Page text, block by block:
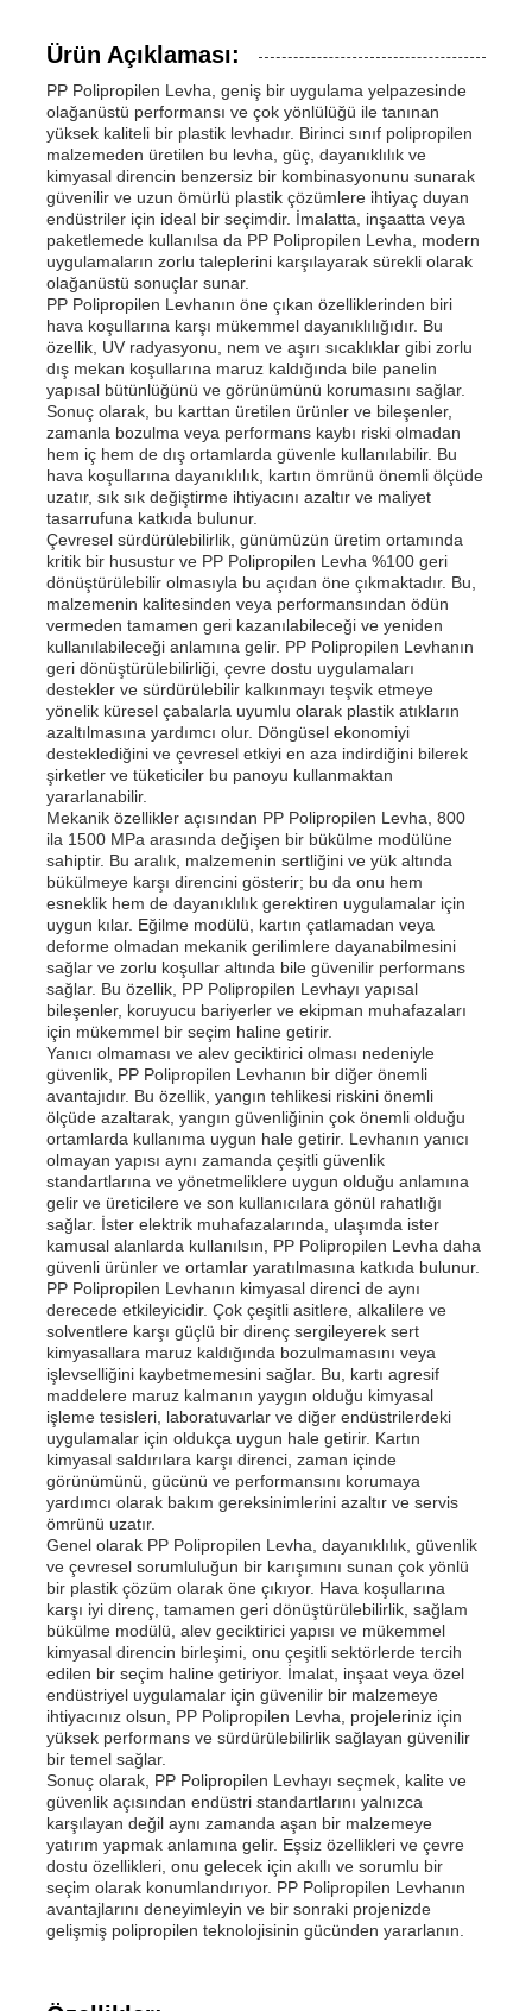
Ana sayfa
Ürünler
Hakkımızda
Fabrika turu
Kalite kontrol
Bize ulaşın
Haberler
Tüm servis talepleri
Teklif isteği
pp plastik karton
PP Reklam Kurulu
Plastik PP Levha
KPS Kurulu
Yangına dayanıklı polipropilen tabaka
PP boş inşaat tahtası
PP duvar levhası
Ürün Açıklaması:
PP Polipropilen Levha, geniş bir uygulama yelpazesinde
olağanüstü performansı ve çok yönlülüğü ile tanınan
yüksek kaliteli bir plastik levhadır. Birinci sınıf polipropilen
malzemeden üretilen bu levha, güç, dayanıklılık ve
kimyasal direncin benzersiz bir kombinasyonunu sunarak
güvenilir ve uzun ömürlü plastik çözümlere ihtiyaç duyan
endüstriler için ideal bir seçimdir. İmalatta, inşaatta veya
paketlemede kullanılsa da PP Polipropilen Levha, modern
uygulamaların zorlu taleplerini karşılayarak sürekli olarak
olağanüstü sonuçlar sunar.
PP Polipropilen Levhanın öne çıkan özelliklerinden biri
hava koşullarına karşı mükemmel dayanıklılığıdır. Bu
özellik, UV radyasyonu, nem ve aşırı sıcaklıklar gibi zorlu
dış mekan koşullarına maruz kaldığında bile panelin
yapısal bütünlüğünü ve görünümünü korumasını sağlar.
Sonuç olarak, bu karttan üretilen ürünler ve bileşenler,
zamanla bozulma veya performans kaybı riski olmadan
hem iç hem de dış ortamlarda güvenle kullanılabilir. Bu
hava koşullarına dayanıklılık, kartın ömrünü önemli ölçüde
uzatır, sık sık değiştirme ihtiyacını azaltır ve maliyet
tasarrufuna katkıda bulunur.
Çevresel sürdürülebilirlik, günümüzün üretim ortamında
kritik bir husustur ve PP Polipropilen Levha %100 geri
dönüştürülebilir olmasıyla bu açıdan öne çıkmaktadır. Bu,
malzemenin kalitesinden veya performansından ödün
vermeden tamamen geri kazanılabileceği ve yeniden
kullanılabileceği anlamına gelir. PP Polipropilen Levhanın
geri dönüştürülebilirliği, çevre dostu uygulamaları
destekler ve sürdürülebilir kalkınmayı teşvik etmeye
yönelik küresel çabalarla uyumlu olarak plastik atıkların
azaltılmasına yardımcı olur. Döngüsel ekonomiyi
desteklediğini ve çevresel etkiyi en aza indirdiğini bilerek
şirketler ve tüketiciler bu panoyu kullanmaktan
yararlanabilir.
Mekanik özellikler açısından PP Polipropilen Levha, 800
ila 1500 MPa arasında değişen bir bükülme modülüne
sahiptir. Bu aralık, malzemenin sertliğini ve yük altında
bükülmeye karşı direncini gösterir; bu da onu hem
esneklik hem de dayanıklılık gerektiren uygulamalar için
uygun kılar. Eğilme modülü, kartın çatlamadan veya
deforme olmadan mekanik gerilimlere dayanabilmesini
sağlar ve zorlu koşullar altında bile güvenilir performans
sağlar. Bu özellik, PP Polipropilen Levhayı yapısal
bileşenler, koruyucu bariyerler ve ekipman muhafazaları
için mükemmel bir seçim haline getirir.
Yanıcı olmaması ve alev geciktirici olması nedeniyle
güvenlik, PP Polipropilen Levhanın bir diğer önemli
avantajıdır. Bu özellik, yangın tehlikesi riskini önemli
ölçüde azaltarak, yangın güvenliğinin çok önemli olduğu
ortamlarda kullanıma uygun hale getirir. Levhanın yanıcı
olmayan yapısı aynı zamanda çeşitli güvenlik
standartlarına ve yönetmeliklere uygun olduğu anlamına
gelir ve üreticilere ve son kullanıcılara gönül rahatlığı
sağlar. İster elektrik muhafazalarında, ulaşımda ister
kamusal alanlarda kullanılsın, PP Polipropilen Levha daha
güvenli ürünler ve ortamlar yaratılmasına katkıda bulunur.
PP Polipropilen Levhanın kimyasal direnci de aynı
derecede etkileyicidir. Çok çeşitli asitlere, alkalilere ve
solventlere karşı güçlü bir direnç sergileyerek sert
kimyasallara maruz kaldığında bozulmamasını veya
işlevselliğini kaybetmemesini sağlar. Bu, kartı agresif
maddelere maruz kalmanın yaygın olduğu kimyasal
işleme tesisleri, laboratuvarlar ve diğer endüstrilerdeki
uygulamalar için oldukça uygun hale getirir. Kartın
kimyasal saldırılara karşı direnci, zaman içinde
görünümünü, gücünü ve performansını korumaya
yardımcı olarak bakım gereksinimlerini azaltır ve servis
ömrünü uzatır.
Genel olarak PP Polipropilen Levha, dayanıklılık, güvenlik
ve çevresel sorumluluğun bir karışımını sunan çok yönlü
bir plastik çözüm olarak öne çıkıyor. Hava koşullarına
karşı iyi direnç, tamamen geri dönüştürülebilirlik, sağlam
bükülme modülü, alev geciktirici yapısı ve mükemmel
kimyasal direncin birleşimi, onu çeşitli sektörlerde tercih
edilen bir seçim haline getiriyor. İmalat, inşaat veya özel
endüstriyel uygulamalar için güvenilir bir malzemeye
ihtiyacınız olsun, PP Polipropilen Levha, projeleriniz için
yüksek performans ve sürdürülebilirlik sağlayan güvenilir
bir temel sağlar.
Sonuç olarak, PP Polipropilen Levhayı seçmek, kalite ve
güvenlik açısından endüstri standartlarını yalnızca
karşılayan değil aynı zamanda aşan bir malzemeye
yatırım yapmak anlamına gelir. Eşsiz özellikleri ve çevre
dostu özellikleri, onu gelecek için akıllı ve sorumlu bir
seçim olarak konumlandırıyor. PP Polipropilen Levhanın
avantajlarını deneyimleyin ve bir sonraki projenizde
gelişmiş polipropilen teknolojisinin gücünden yararlanın.